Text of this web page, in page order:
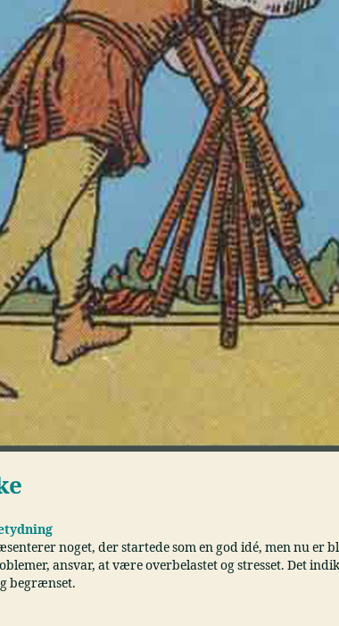
noget, der startede som en god idé, men nu er
ansvar, at være overbelastet og stresset. Det
begrænset.